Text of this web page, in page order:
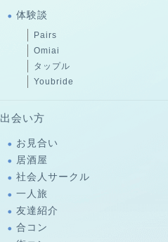
体験談
Pairs
Omiai
タップル
Youbride
出会い方
お見合い
居酒屋
社会人サークル
一人旅
友達紹介
合コン